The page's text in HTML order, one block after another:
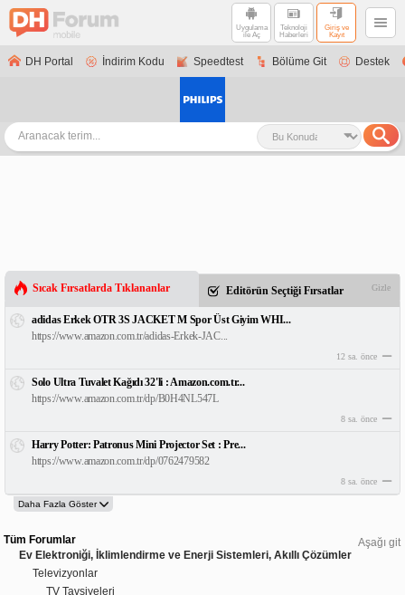
Uygulama
ile Aç
Teknoloji
Haberleri
Giriş ve
Kayıt
DH Portal İndirim Kodu Speedtest Bölüme Git Destek
Sıcak Fırsatlarda Tıklananlar Editörün Seçtiği Fırsatlar Gizle
adidas Erkek OTR 3S JACKET M Spor Üst Giyim WHI...
https://www.amazon.com.tr/adidas-Erkek-JAC...
12 sa. önce
Solo Ultra Tuvalet Kağıdı 32'li : Amazon.com.tr...
https://www.amazon.com.tr/dp/B0H4NL547L
8 sa. önce
Harry Potter: Patronus Mini Projector Set : Pre...
https://www.amazon.com.tr/dp/0762479582
8 sa. önce
Aşağı git
Tüm Forumlar
Ev Elektroniği, İklimlendirme ve Enerji Sistemleri, Akıllı Çözümler
Televizyonlar
TV Tavsiyeleri